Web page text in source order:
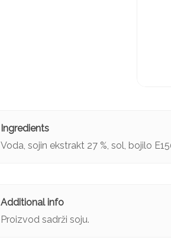
Voda, sojin ekstrakt 27 %, sol, bojilo
Proizvod sadrži soju.